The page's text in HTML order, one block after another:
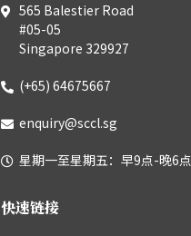
565 Balestier Road
#05-05
Singapore 329927
(+65) 64675667
enquiry@sccl.sg
星期一至星期五：早9点-晚6点
快速链接